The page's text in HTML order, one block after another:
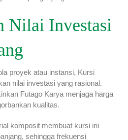
Nilai Investasi
proyek atau instansi, Kursi
nilai investasi yang rasional.
Futago Karya menjaga harga
kualitas.
komposit membuat kursi ini
sehingga frekuensi